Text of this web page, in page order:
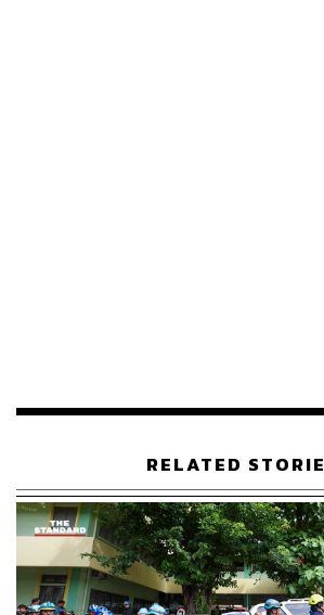
อำเภอ ได้แก่ ชะอวด, เมืองฯ, ท่าศ
เฉลิมพระเกียรติ, หัวไทร, ลานสกา,
ช้างกลาง, ปากพนัง, จุฬาภรณ์, นบ
เชียรใหญ่ และถ้ำพรรณรา 161 ตำ
ประชาชนได้รับผลกระทบ 223,221
คน ระดับน้ำเพิ่มขึ้น
RELATED